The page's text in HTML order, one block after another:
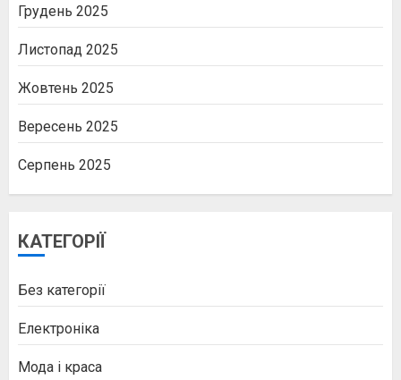
Грудень 2025
Листопад 2025
Жовтень 2025
Вересень 2025
Серпень 2025
КАТЕГОРІЇ
Без категорії
Електроніка
Мода і краса